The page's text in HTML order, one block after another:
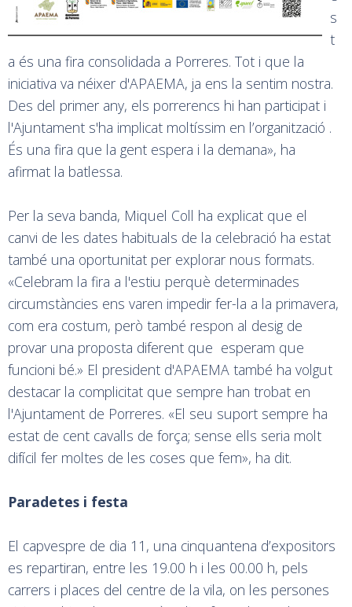
s
t
a és una fira consolidada a Porreres. Tot i que la
iniciativa va néixer d'APAEMA, ja ens la sentim nostra.
Des del primer any, els porrerencs hi han participat i
l'Ajuntament s'ha implicat moltíssim en l’organització .
És una fira que la gent espera i la demana», ha
afirmat la batlessa.
Per la seva banda, Miquel Coll ha explicat que el
canvi de les dates habituals de la celebració ha estat
també una oportunitat per explorar nous formats.
«Celebram la fira a l'estiu perquè determinades
circumstàncies ens varen impedir fer-la a la primavera,
com era costum, però també respon al desig de
provar una proposta diferent que esperam que
funcioni bé.» El president d'APAEMA també ha volgut
destacar la complicitat que sempre han trobat en
l'Ajuntament de Porreres. «El seu suport sempre ha
estat de cent cavalls de força; sense ells seria molt
difícil fer moltes de les coses que fem», ha dit.
Paradetes i festa
El capvespre de dia 11, una cinquantena d’expositors
es repartiran, entre les 19.00 h i les 00.00 h, pels
carrers i places del centre de la vila, on les persones